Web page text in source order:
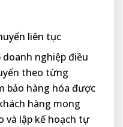
liên tục
nghiệp điều
theo từng
bảo hàng hóa được
hàng mong
và lập kế hoạch tự